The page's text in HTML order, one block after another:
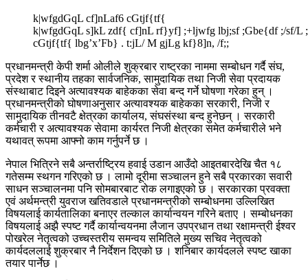
k|wfgdGqL cf]nLaf6 cGtjf{tf{
k|wfgdGqL s]kL zdf{ cf]nL rf}yf] ;+ljwfg lbj;sf ;Gbe{df ;/sf/L
cGtjf{tf{ lbg’x’Fb} . t:jL/ M gjLg kf}8]n, /f;;
प्रधानमन्त्री केपी शर्मा ओलीले शुक्रबार राष्ट्रका नाममा सम्बोधन गर्दै संघ,
प्रदेश र स्थानीय तहका सार्वजनिक, सामुदायिक तथा निजी सेवा प्रदायक
संस्थाबाट दिइने अत्यावश्यक बाहेकका सेवा बन्द गर्ने घोषणा गरेका हुन् ।
प्रधानमन्त्रीको घोषणाअनुसार अत्यावश्यक बाहेकका सरकारी, निजी र
सामुदायिक तीनवटै क्षेत्रका कार्यालय, संघसंस्था बन्द हुनेछन् । सरकारी
कर्मचारी र अत्यावश्यक सेवामा कार्यरत निजी क्षेत्रका समेत कर्मचारीले भने
यथावत् रूपमा आफ्नो काम गर्नुपर्ने छ ।
नेपाल भित्रिने सबै अन्तर्राष्ट्रिय हवाई उडान आउँदो आइतबारदेखि चैत १८
गतेसम्म स्थगन गरिएको छ । लामो दूरीमा सञ्चालन हुने सबै प्रकारका सवारी
साधन सञ्चालनमा पनि सोमबारबाट रोक लगाइएको छ । सरकारका प्रवक्ता
एवं अर्थमन्त्री युवराज खतिवडाले प्रधानमन्त्रीको सम्बोधनमा उल्लिखित
विषयलाई कार्यतालिका बनाएर तल्काल कार्यान्वयन गरिने बताए । सम्बोधनका
विषयलाई अझै स्पष्ट गर्दै कार्यान्वयनमा लैजान उपप्रधान तथा रक्षामन्त्री ईश्वर
पोखरेल नेतृत्वको उच्चस्तरीय समन्वय समितिले मुख्य सचिव नेतृत्वको
कार्यदललाई शुक्रबार नै निर्देशन दिएको छ । शनिबार कार्यदलले स्पष्ट खाका
तयार पार्नेछ ।